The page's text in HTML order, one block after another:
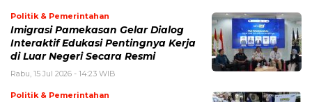
Politik & Pemerintahan
Imigrasi Pamekasan Gelar Dialog
Interaktif Edukasi Pentingnya Kerja
di Luar Negeri Secara Resmi
Rabu, 15 Jul 2026 - 14:23 WIB
Politik & Pemerintahan